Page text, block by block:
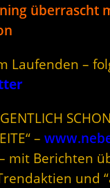
überrascht
Laufenden –
–
mit Berichten
und